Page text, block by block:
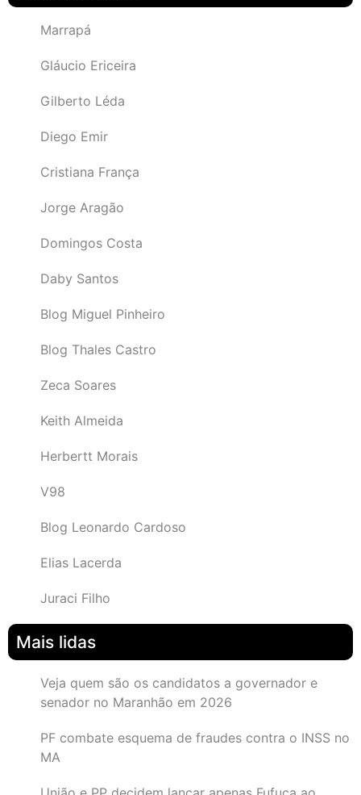
Marrapá
Gláucio Ericeira
Gilberto Léda
Diego Emir
Cristiana França
Jorge Aragão
Domingos Costa
Daby Santos
Blog Miguel Pinheiro
Blog Thales Castro
Zeca Soares
Keith Almeida
Herbertt Morais
V98
Blog Leonardo Cardoso
Elias Lacerda
Juraci Filho
Mais lidas
Veja quem são os candidatos a governador e
senador no Maranhão em 2026
PF combate esquema de fraudes contra o INSS no
MA